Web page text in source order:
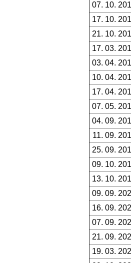
07. 10.
17. 10.
21. 10.
17. 03.
03. 04.
10. 04.
17. 04.
07. 05.
04. 09.
11. 09.
25. 09.
09. 10.
13. 10.
09. 09.
16. 09.
07. 09.
21. 09.
19. 03.